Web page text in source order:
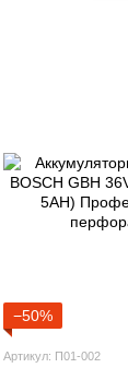
−50%
Артикул: П01-002